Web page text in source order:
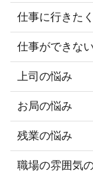
仕事に行きた
仕事ができな
上司の悩み
お局の悩み
残業の悩み
職場の雰囲気